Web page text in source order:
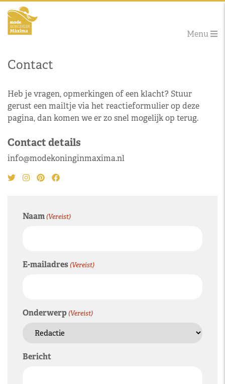
Menu
Contact
Heb je vragen, opmerkingen of een klacht? Stuur
gerust een mailtje via het reactieformulier op deze
pagina, dan komen we er zo snel mogelijk op terug.
Contact details
info@modekoninginmaxima.nl
Naam(Vereist)
E-mailadres(Vereist)
Onderwerp(Vereist)
Bericht